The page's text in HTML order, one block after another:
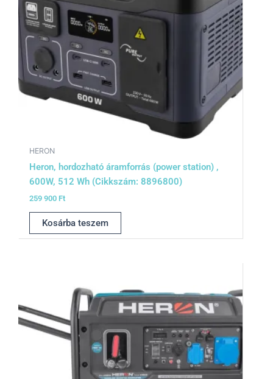
HERON
Heron, hordozható áramforrás (power station) ,
600W, 512 Wh (Cikkszám: 8896800)
259 900 Ft
Kosárba teszem